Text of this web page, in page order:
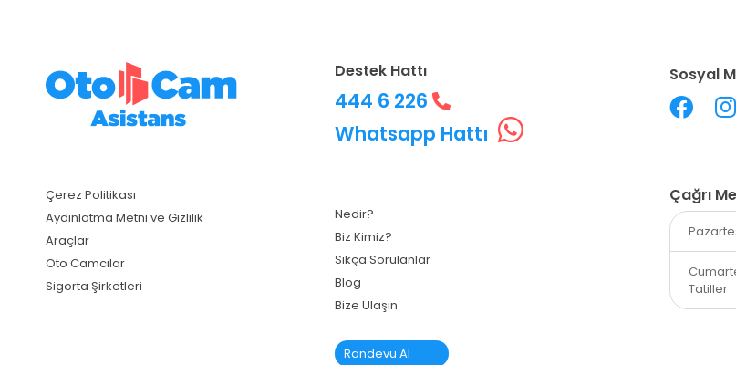
Çerez Politikası
Aydınlatma Metni ve Gizlilik
Araçlar
Oto Camcılar
Sigorta Şirketleri
Destek Hattı
444 6 226
Whatsapp Hattı
Nedir?
Biz Kimiz?
Sıkça Sorulanlar
Blog
Bize Ulaşın
Randevu Al
Sosyal
Çağrı
Tatiller